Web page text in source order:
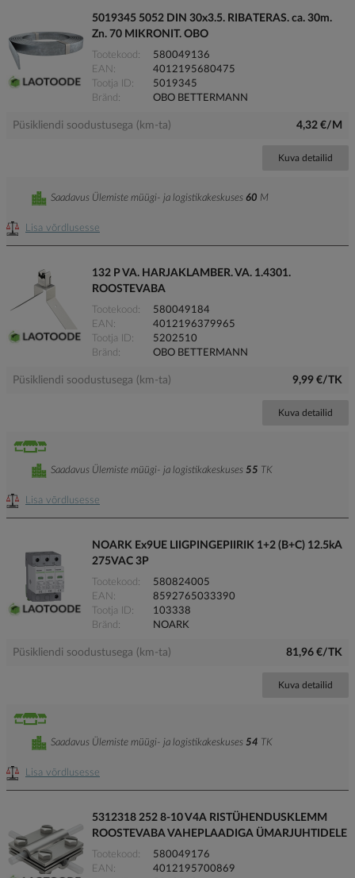
5019345 5052 DIN 30x3.5. RIBATERAS. ca. 30m.
Zn. 70 MIKRONIT. OBO
Tootekood
580049136
EAN
4012195680475
Tootja ID
5019345
Bränd
OBO BETTERMANN
Püsikliendi soodustusega (km-ta) 4,32 €/M
Kuva detailid
Lisa võrdlusesse
Saadavus Ülemiste müügi- ja logistikakeskuses 60 M
132 P VA. HARJAKLAMBER. VA. 1.4301.
ROOSTEVABA
Tootekood
580049184
EAN
4012196379965
Tootja ID
5202510
Bränd
OBO BETTERMANN
Püsikliendi soodustusega (km-ta) 9,99 €/TK
Kuva detailid
Lisa võrdlusesse
Saadavus Ülemiste müügi- ja logistikakeskuses 55 TK
NOARK Ex9UE LIIGPINGEPIIRIK 1+2 (B+C) 12.5kA
275VAC 3P
Tootekood
580824005
EAN
8592765033390
Tootja ID
103338
Bränd
NOARK
Püsikliendi soodustusega (km-ta) 81,96 €/TK
Kuva detailid
Lisa võrdlusesse
Saadavus Ülemiste müügi- ja logistikakeskuses 54 TK
5312318 252 8-10 V4A RISTÜHENDUSKLEMM
ROOSTEVABA VAHEPLAADIGA ÜMARJUHTIDELE
Tootekood
580049176
EAN
4012195700869